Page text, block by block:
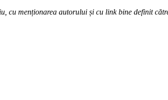
cu menționarea autorului și cu link bine definit